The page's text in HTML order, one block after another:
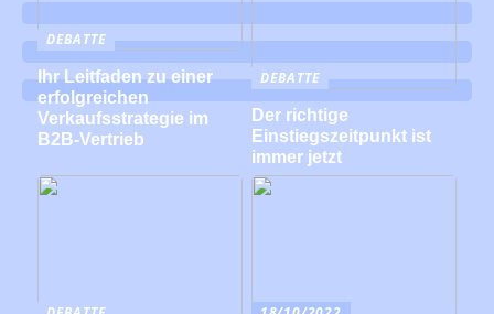
DEBATTE
Ihr Leitfaden zu einer
erfolgreichen
Verkaufsstrategie im
B2B-Vertrieb
DEBATTE
Der richtige
Einstiegszeitpunkt ist
immer jetzt